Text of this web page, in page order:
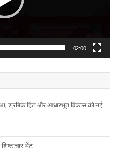
02:00
श्रमिक हित और आधारभूत विकास को नई
भेंट